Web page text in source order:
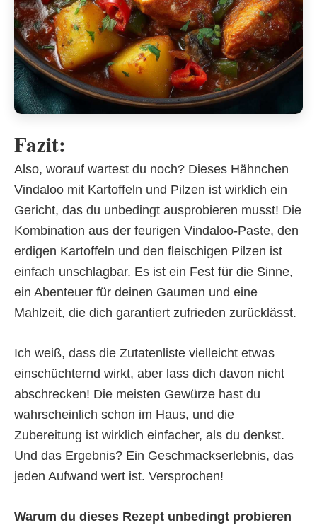
Fazit:
Also, worauf wartest du noch? Dieses Hähnchen
Vindaloo mit Kartoffeln und Pilzen ist wirklich ein
Gericht, das du unbedingt ausprobieren musst! Die
Kombination aus der feurigen Vindaloo-Paste, den
erdigen Kartoffeln und den fleischigen Pilzen ist
einfach unschlagbar. Es ist ein Fest für die Sinne,
ein Abenteuer für deinen Gaumen und eine
Mahlzeit, die dich garantiert zufrieden zurücklässt.
Ich weiß, dass die Zutatenliste vielleicht etwas
einschüchternd wirkt, aber lass dich davon nicht
abschrecken! Die meisten Gewürze hast du
wahrscheinlich schon im Haus, und die
Zubereitung ist wirklich einfacher, als du denkst.
Und das Ergebnis? Ein Geschmackserlebnis, das
jeden Aufwand wert ist. Versprochen!
Warum du dieses Rezept unbedingt probieren